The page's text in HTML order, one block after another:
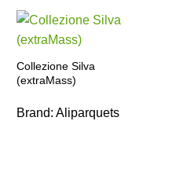
Collezione Silva
(extraMass)
Brand: Aliparquets